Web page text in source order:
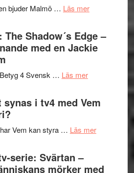
Pöntinen
avslutar
bjuder Malmö … Läs merom
in
till
och
Shadow´s Edge –
med en Jackie
4 Svensk … Läs merom
Filmrecension:
Shadow
Edge
och
i tv4 med Vem
Vem kan styra … Läs merom
valet
serie: Svärtan –
mörker med